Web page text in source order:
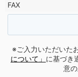
FAX
※ご入力いただいた
について」 に基づき
意